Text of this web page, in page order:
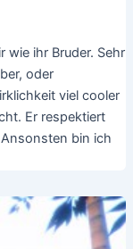
wie ihr Bruder. Sehr
oder
viel cooler
Er respektiert
bin ich